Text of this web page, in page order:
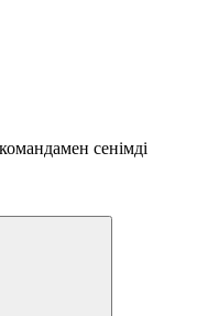
сенімді